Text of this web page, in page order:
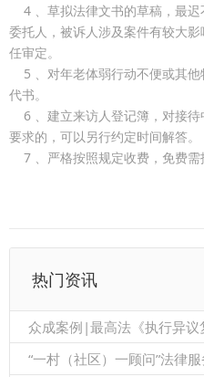
4 、草拟法律文书的草稿，最
委托人，被诉人涉及案件有较大
任审定。
5 、对年老体弱行动不便或其
代书。
6 、建立来访人登记簿，对接待
要求的，可以另行约定时间解答。
7 、严格按照规定收费，免费需
热门资讯
“一村（社区）一顾问”法律